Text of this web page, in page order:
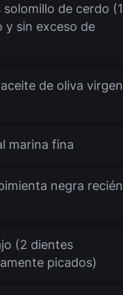
de cerdo (1
y sin exceso de
de oliva virgen
marina fina
negra recién
(2 dientes
picados)